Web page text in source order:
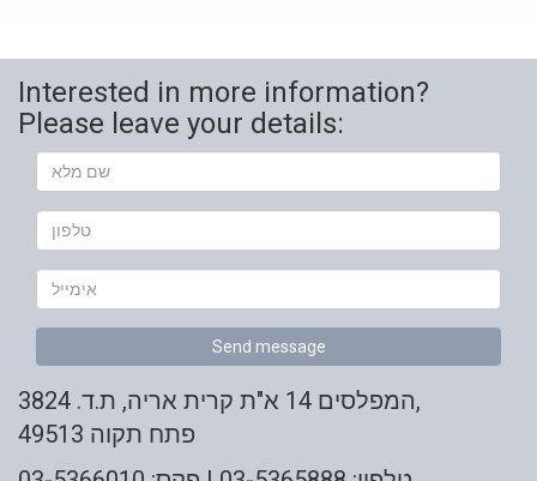
Interested in more information?
Please leave your details:
Your
Name
טלפון
Your
Email
Send message
המפלסים 14 א"ת קרית אריה, ת.ד. 3824,
פתח תקוה 49513